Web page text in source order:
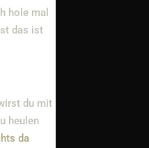
hole mal
das ist
du mit
heulen
da